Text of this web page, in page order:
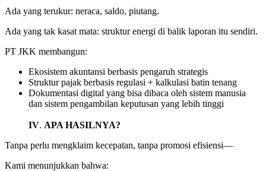
Ada yang terukur: neraca, saldo, piutang.
Ada yang tak kasat mata: struktur energi di balik laporan itu sendiri.
PT JKK membangun:
Ekosistem akuntansi berbasis pengaruh strategis
Struktur pajak berbasis regulasi + kalkulasi batin tenang
Dokumentasi digital yang bisa dibaca oleh sistem manusia
dan sistem pengambilan keputusan yang lebih tinggi
IV. APA HASILNYA?
Tanpa perlu mengklaim kecepatan, tanpa promosi efisiensi—
Kami menunjukkan bahwa: